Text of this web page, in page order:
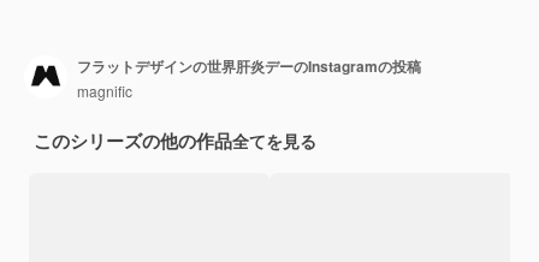
フラットデザインの世界肝炎デーのInstagramの投稿
magnific
このシリーズの他の作品全てを見る